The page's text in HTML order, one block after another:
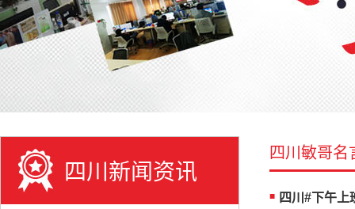
四川新闻资讯
四川敏哥名
四川#下午上